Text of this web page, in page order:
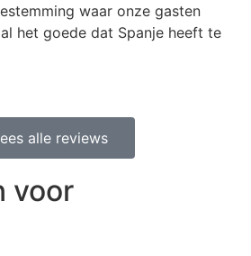
waar onze gasten
het goede dat Spanje heeft te
alle reviews
voor